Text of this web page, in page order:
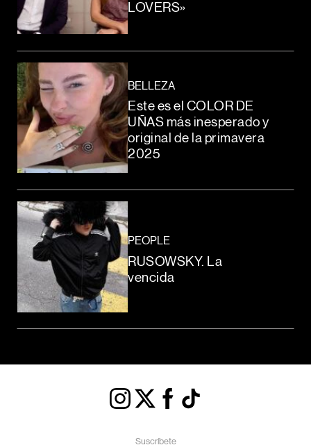
LOVERS»
BELLEZA
Este es el COLOR DE
UÑAS más inesperado y
original de la primavera
2025
PEOPLE
RUSOWSKY. La
vencida
Suscríbete